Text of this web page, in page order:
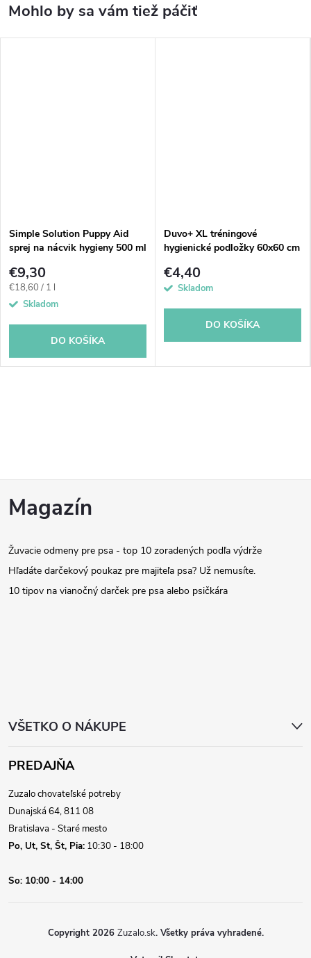
Simple Solution Puppy Aid
sprej na nácvik hygieny 500 ml
€9,30
Jednotková
cena:
€18,60 / 1 l
Skladom
DO KOŠÍKA
Duvo+ XL tréningové
hygienické podložky 60x60 cm
€4,40
Skladom
DO KOŠÍKA
Z
p
ä
VŠETKO O NÁKUPE
PREDAJŇA
Zuzalo chovateľské potreby
Dunajská 64, 811 08
Bratislava - Staré mesto
Po, Ut, St, Št, Pia: 10:30 - 18:00
So: 10:00 - 14:00
Magazín
Žuvacie odmeny pre psa - top 10 zoradených podľa výdrže
Hľadáte darčekový poukaz pre majiteľa psa? Už nemusíte.
10 tipov na vianočný darček pre psa alebo psičkára
Copyright 2026 Zuzalo.sk. Všetky práva vyhradené.